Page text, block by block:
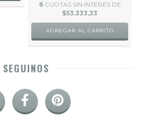
6 CUOTAS SIN INTERÉS DE
$53.333,33
SEGUINOS